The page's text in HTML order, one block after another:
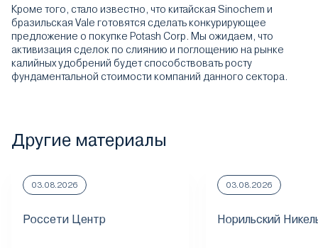
Кроме того, стало известно, что китайская Sinochem и
бразильская Vale готовятся сделать конкурирующее
предложение о покупке Potash Corp. Мы ожидаем, что
активизация сделок по слиянию и поглощению на рынке
калийных удобрений будет способствовать росту
фундаментальной стоимости компаний данного сектора.
Другие материалы
03.08.2026
Россети Центр
03.08.2026
Норильский